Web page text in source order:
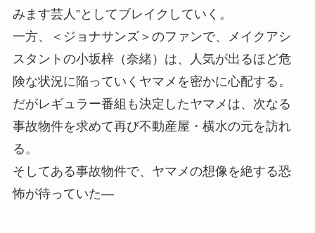
みます芸人”としてブレイクしていく。
一方、＜ジョナサンズ＞のファンで、メイクアシ
スタントの小坂梓（奈緒）は、人気が出るほど危
険な状況に陥っていくヤマメを密かに心配する。
だがレギュラー番組も決定したヤマメは、次なる
事故物件を求めて再び不動産屋・横水の元を訪れ
る。
そしてある事故物件で、ヤマメの想像を絶する恐
怖が待っていた―